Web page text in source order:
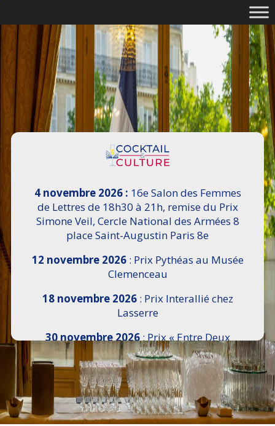
4 novembre 2026 : 16e Salon des Femmes
de Lettres de 18h30 à 21h, remise du Prix
Simone Veil, Cercle National des Armées 8
place Saint-Augustin Paris 8e
12 novembre 2026: Prix Pythéas au Musée
Clemenceau
18 novembre 2026: Prix Interallié chez
Lasserre
30 novembre 2026: Prix « Entre Deux
Rives » I Scemi Astutti au Sénat
7 décembre 2026 :16e Salon de l’Histoire de
18h30 à 21h, remise du Prix du Guesclin,
Cercle National des Armées 8 place Saint-
Augustin Paris 8e